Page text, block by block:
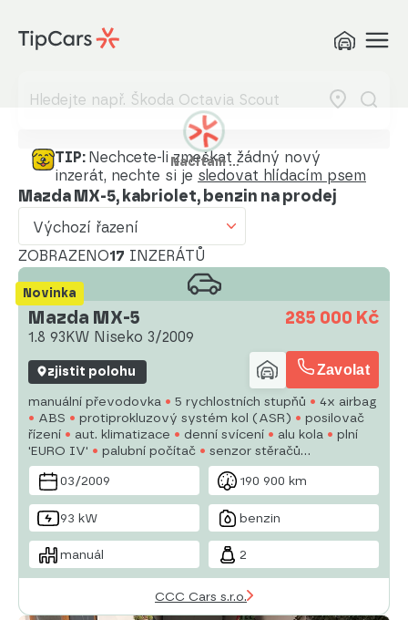
Načítám …
TIP: Nechcete-li zmeškat žádný nový
inzerát, nechte si je sledovat hlídacím psem
Mazda MX-5, kabriolet, benzin na prodej
Výchozí řazení
Výchozí řazení
Od nejdražšího
Od nejmenšího nájezdu
Od nejvyššího nájezdu
Od nejstaršího vozu
Od nejnovějšího vozu
Od nejnovějšího inzerátu
Od nejstaršího inzerátu
Abecedně od A do Z
Abecedně od Z do A
ZOBRAZENO17 INZERÁTŮ
Novinka
Mazda MX-5
1.8 93KW Niseko 3/2009
285 000 Kč
zjistit polohu Zavolat
manuální převodovka 5 rychlostních stupňů
4x airbag
ABS
protiprokluzový systém kol (ASR)
posilovač
řízení
aut. klimatizace denní svícení alu kola
plní
'EURO IV'
palubní počítač
senzor stěračů
multifunkční volant
el. přední okna
el. zrcátka
03/2009
190 900 km
93 kW benzin
manuál 2
CCC Cars s.r.o.